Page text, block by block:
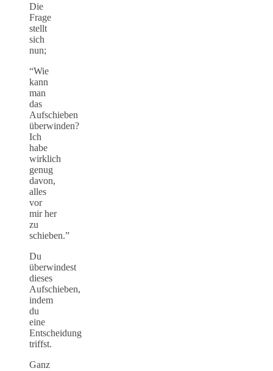
Die
Frage
stellt
sich
nun;
“Wie
kann
man
das
Aufschieben
überwinden?
Ich
habe
wirklich
genug
davon,
alles
vor
mir her
zu
schieben.”
Du
überwindest
dieses
Aufschieben,
indem
du
eine
Entscheidung
triffst.
Ganz